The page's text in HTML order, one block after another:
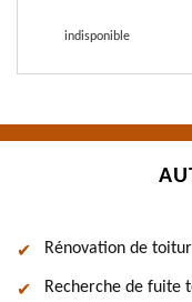
indisponible
Rénovation de
Recherche de fuite